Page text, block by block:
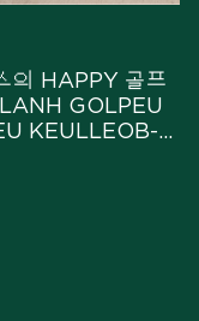
의 HAPPY 골프
GOLPEU
KEULLEOB-